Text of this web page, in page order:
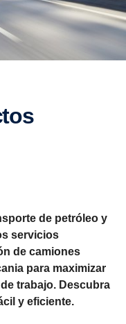
de petróleo y
servicios
de camiones
para maximizar
trabajo. Descubra
y eficiente.